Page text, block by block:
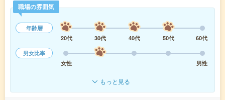
職場の雰囲気
年齢層
20代
30代 40代 50代
60代
男女比率
女性
男性
もっと見る